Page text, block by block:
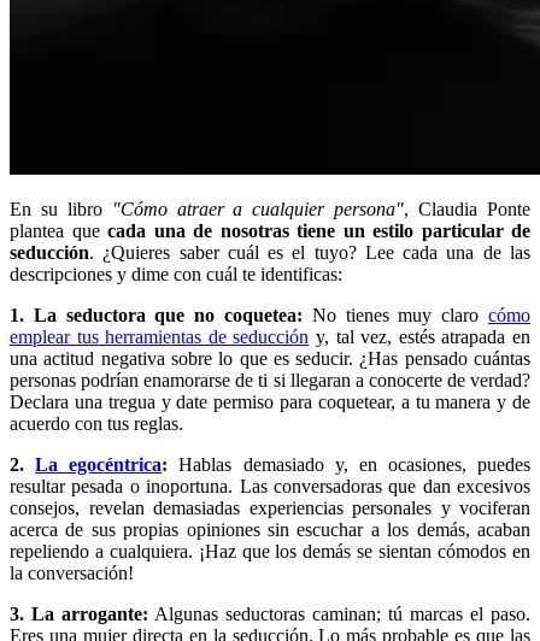
En su libro "Cómo atraer a cualquier persona", Claudia Ponte
plantea que cada una de nosotras tiene un estilo particular de
seducción. ¿Quieres saber cuál es el tuyo? Lee cada una de las
descripciones y dime con cuál te identificas:
1. La seductora que no coquetea: No tienes muy clarocómo
emplear tus herramientas de seducción y, tal vez, estés atrapada en
una actitud negativa sobre lo que es seducir. ¿Has pensado cuántas
personas podrían enamorarse de ti si llegaran a conocerte de verdad?
Declara una tregua y date permiso para coquetear, a tu manera y de
acuerdo con tus reglas.
2.La egocéntrica:Hablas demasiado y, en ocasiones, puedes
resultar pesada o inoportuna. Las conversadoras que dan excesivos
consejos, revelan demasiadas experiencias personales y vociferan
acerca de sus propias opiniones sin escuchar a los demás, acaban
repeliendo a cualquiera. ¡Haz que los demás se sientan cómodos en
la conversación!
3. La arrogante: Algunas seductoras caminan; tú marcas el paso.
Eres una mujer directa en la seducción. Lo más probable es que las